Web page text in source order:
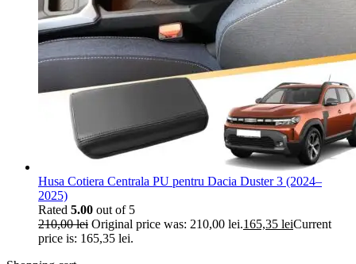
Husa Cotiera Centrala PU pentru Dacia Duster 3 (2024–
2025)
Rated 5.00 out of 5
210,00lei Original price was: 210,00 lei.165,35 leiCurrent
price is: 165,35 lei.